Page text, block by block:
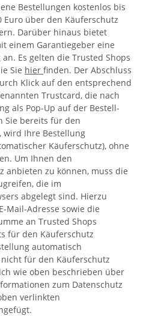
Bestellungen kostenlos bis
Euro über den Käuferschutz
Darüber hinaus bietet
einem Garantiegeber eine
Es gelten die Trusted Shops
Sie hier finden. Der Abschluss
Klick auf den entsprechend
Trustcard, die nach
als Pop-Up auf der Bestell-
Sie bereits für den
wird Ihre Bestellung
Käuferschutz), ohne
Um Ihnen den
anbieten zu können, muss die
die im
abgelegt sind. Hierzu
Mail-Adresse sowie die
an Trusted Shops
für den Käuferschutz
automatisch
für den Käuferschutz
wie oben beschrieben über
zum Datenschutz
verlinkten